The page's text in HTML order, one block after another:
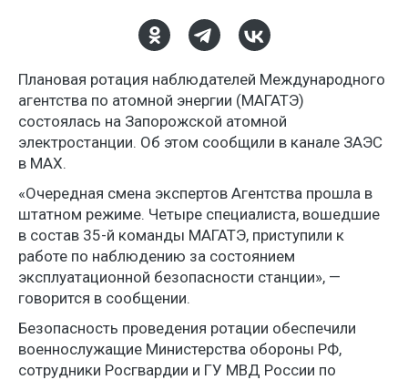
Плановая ротация наблюдателей Международного
агентства по атомной энергии (МАГАТЭ)
состоялась на Запорожской атомной
электростанции. Об этом сообщили в канале ЗАЭС
в МАХ.
«Очередная смена экспертов Агентства прошла в
штатном режиме. Четыре специалиста, вошедшие
в состав 35-й команды МАГАТЭ, приступили к
работе по наблюдению за состоянием
эксплуатационной безопасности станции», —
говорится в сообщении.
Безопасность проведения ротации обеспечили
военнослужащие Министерства обороны РФ,
сотрудники Росгвардии и ГУ МВД России по